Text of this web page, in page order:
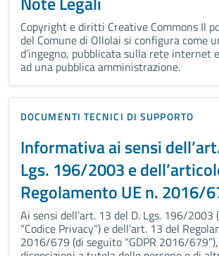
Copyright e diritti Creative Commons Il
del Comune di Ollolai si configura come
d’ingegno, pubblicata sulla rete internet
ad una pubblica amministrazione.
DOCUMENTI TECNICI DI SUPPORTO
Informativa ai sensi
Lgs. 196/2003 e
Regolamento UE n. 2016/
Ai sensi dell’art. 13 del D. Lgs. 196/2003
“Codice Privacy”) e dell’art. 13 del
2016/679 (di seguito “GDPR 2016/